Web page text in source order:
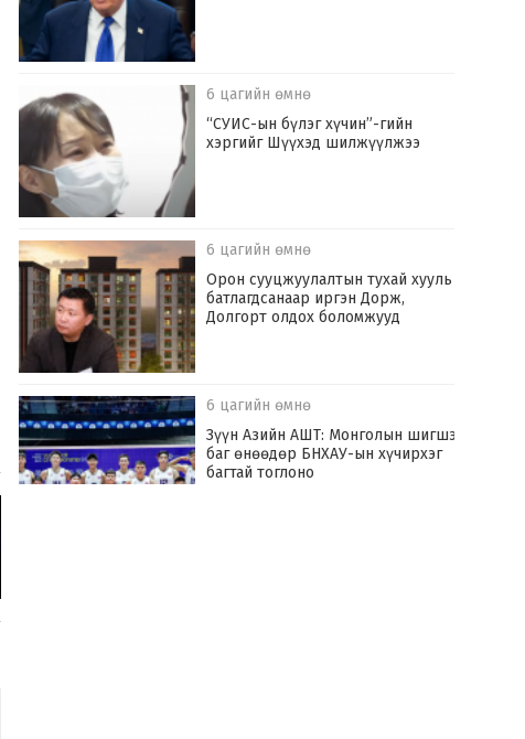
6 цагийн өмнө
“СУИС-ын бүлэг хүчин”-гийн
хэргийг Шүүхэд шилжүүлжээ
6 цагийн өмнө
Орон сууцжуулалтын тухай хууль
батлагдсанаар иргэн Дорж,
Долгорт олдох боломжууд
6 цагийн өмнө
Зүүн Азийн АШТ: Монголын шигшээ
баг өнөөдөр БНХАУ-ын хүчирхэг
багтай тоглоно